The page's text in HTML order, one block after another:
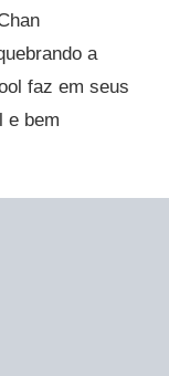
a
faz em seus
e bem